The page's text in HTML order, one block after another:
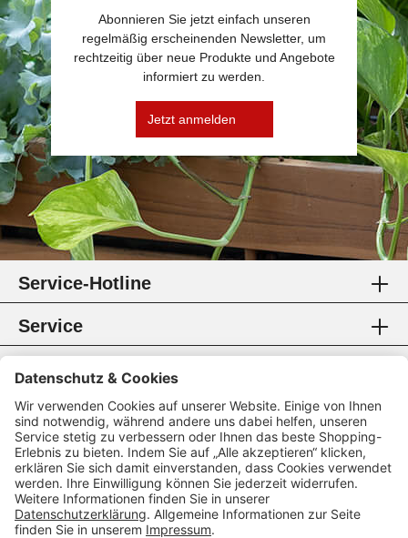
Abonnieren Sie jetzt einfach unseren
regelmäßig erscheinenden Newsletter, um
rechtzeitig über neue Produkte und Angebote
informiert zu werden.
Jetzt anmelden
Service-Hotline
Service
Information
Rechtliches
Zahlungsmethoden
Zertifikate